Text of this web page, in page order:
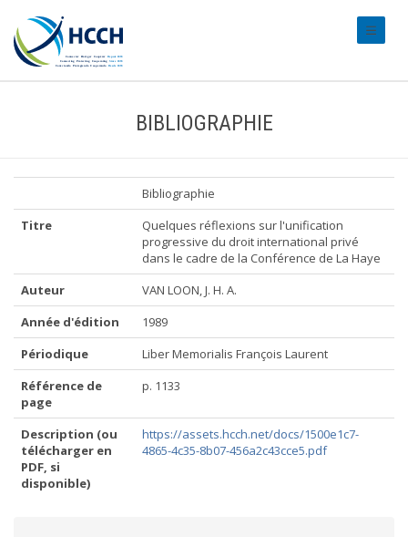
BIBLIOGRAPHIE
Bibliographie
Titre
Quelques réflexions sur l'unification
progressive du droit international privé
dans le cadre de la Conférence de La Haye
Auteur
VAN LOON, J. H. A.
Année d'édition
1989
Périodique
Liber Memorialis François Laurent
Référence de
page
p. 1133
Description (ou
télécharger en
PDF, si
disponible)
https://assets.hcch.net/docs/1500e1c7-
4865-4c35-8b07-456a2c43cce5.pdf